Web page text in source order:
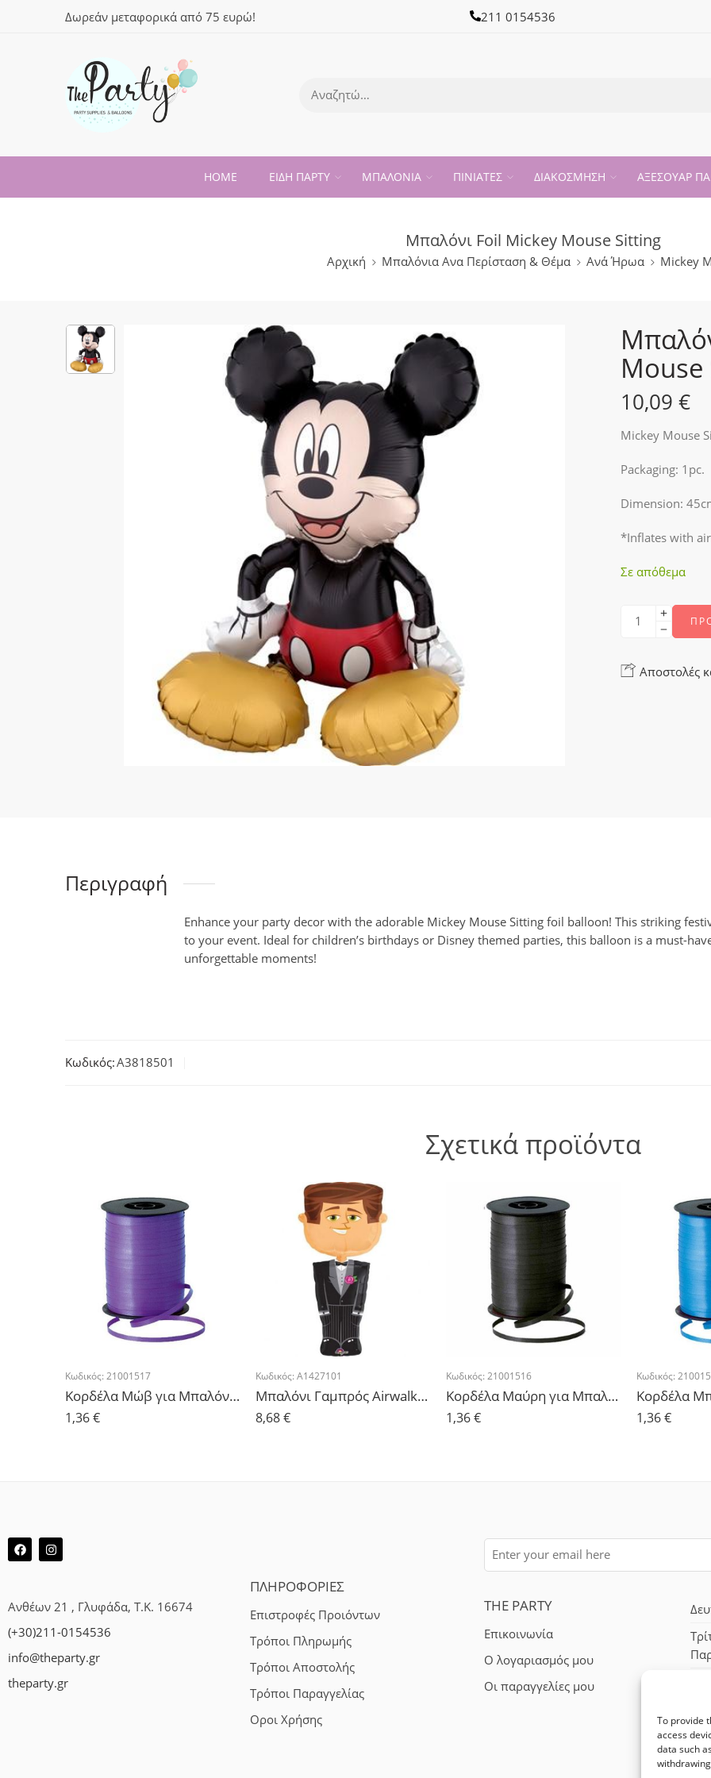
To provide
access
data such
Δωρεάν μεταφορικά από 75 ευρώ! 211 0154536
HOME ΕΙΔΗ ΠΑΡΤΥ ΜΠΑΛΟΝΙΑ ΠΙΝΙΑΤΕΣ ΔΙΑΚΟΣΜΗΣΗ ΑΞΕΣΟΥΑΡ
Μπαλόνι Foil Mickey Mouse Sitting
Αρχική Μπαλόνια Ανα Περίσταση & Θέμα Ανά Ήρωα Mickey
10,09 €
Mickey Mouse
Packaging: 1pc.
Dimension:
*Inflates with
Σε απόθεμα
Αποστολές
Περιγραφή
Enhance your party decor with the adorable Mickey Mouse Sitting foil balloon! This striking
to your event. Ideal for children’s birthdays or Disney themed parties, this balloon is a must-
unforgettable moments!
Κωδικός:A3818501
Σχετικά προϊόντα
Κωδικός: 21001517
Κορδέλα Μώβ για Μπαλόνια 500μ
1,36€
Κωδικός: A1427101
Μπαλόνι Γαμπρός Airwalker 66cm x 127cm
8,68€
Κωδικός: 21001516
Κορδέλα Μαύρη για Μπαλόνια 500μ
1,36€
Κωδικός:
1,36€
Ανθέων 21 , Γλυφάδα, Τ.Κ. 16674
(+30)211-0154536
info@theparty.gr
theparty.gr
ΠΛΗΡΟΦΟΡΙΕΣ
Επιστροφές Προιόντων
Τρόποι Πληρωμής
Τρόποι Αποστολής
Τρόποι Παραγγελίας
Οροι Χρήσης
THE PARTY
Επικοινωνία
Ο λογαριασμός μου
Οι παραγγελίες μου